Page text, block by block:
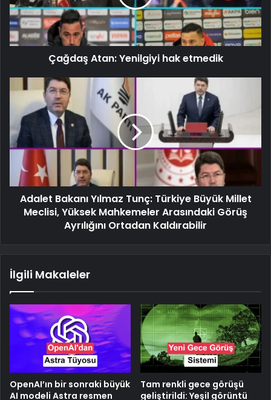
Çağdaş Atan: Yenilgiyi hak etmedik
Adalet Bakanı Yılmaz Tunç: Türkiye Büyük Millet
Meclisi, Yüksek Mahkemeler Arasındaki Görüş
Ayrılığını Ortadan Kaldırabilir
İlgili Makaleler
OpenAI’ın bir sonraki büyük
AI modeli Astra resmen
Tam renkli gece görüşü
geliştirildi: Yeşil görüntü